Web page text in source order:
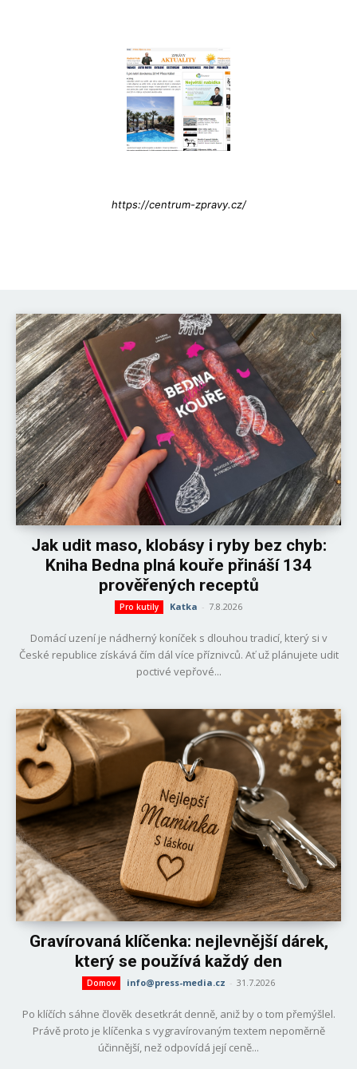
https://centrum-zpravy.cz/
Jak udit maso, klobásy i ryby bez chyb:
Kniha Bedna plná kouře přináší 134
prověřených receptů
Pro kutily Katka - 7.8.2026
Domácí uzení je nádherný koníček s dlouhou tradicí, který si v
České republice získává čím dál více příznivců. Ať už plánujete udit
poctivé vepřové...
Gravírovaná klíčenka: nejlevnější dárek,
který se používá každý den
Domov info@press-media.cz - 31.7.2026
Po klíčích sáhne člověk desetkrát denně, aniž by o tom přemýšlel.
Právě proto je klíčenka s vygravírovaným textem nepoměrně
účinnější, než odpovídá její ceně...